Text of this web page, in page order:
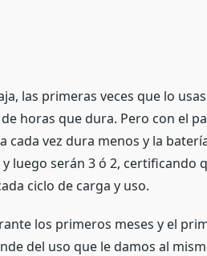
las primeras veces que lo
horas que dura. Pero con el
cada vez dura menos y la
luego serán 3 ó 2, certificando
ciclo de carga y uso.
los primeros meses y el
del uso que le damos al